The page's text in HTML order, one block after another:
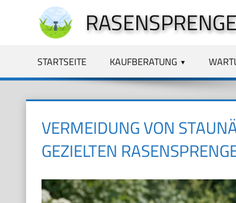
springen
STARTSEITE KAUFBERATUNG
VERMEIDUNG VON
GEZIELTEN